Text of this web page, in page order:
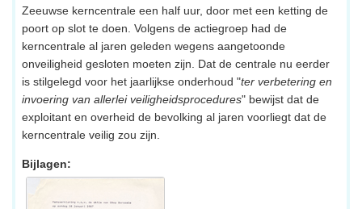
Zeeuwse kerncentrale een half uur, door met een ketting de
poort op slot te doen. Volgens de actiegroep had de
kerncentrale al jaren geleden wegens aangetoonde
onveiligheid gesloten moeten zijn. Dat de centrale nu eerder
is stilgelegd voor het jaarlijkse onderhoud "ter verbetering en
invoering van allerlei veiligheidsprocedures" bewijst dat de
exploitant en overheid de bevolking al jaren voorliegt dat de
kerncentrale veilig zou zijn.
Bijlagen: